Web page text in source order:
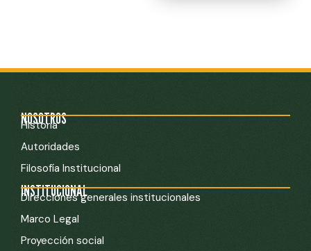
NOSOTROS
Historia
Autoridades
Filosofía Institucional
INSTITUCIONAL
Direcciones generales institucionales
Marco Legal
Proyección social